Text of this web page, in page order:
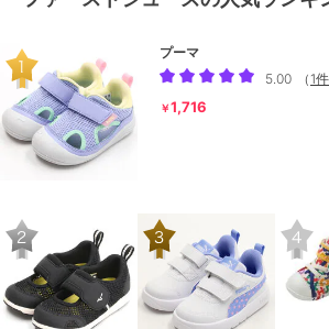
プーマ
5.00
（ 1
￥1,716